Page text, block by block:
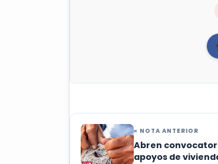
« NOTA ANTERIOR
Abren
apoyos de